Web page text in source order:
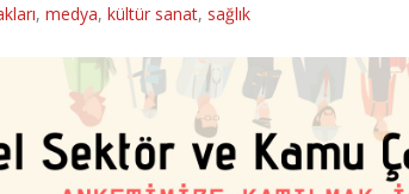
, medya, kültür sanat, sağlık